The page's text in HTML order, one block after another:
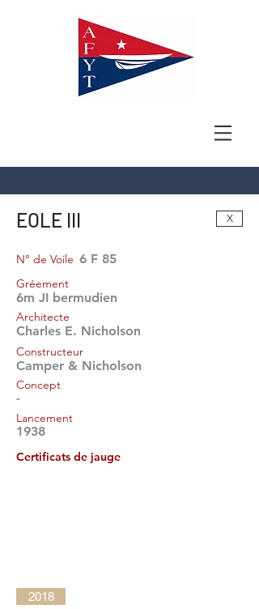
EOLE III X
6 F 85
N° de Voile
Gréement
6m JI bermudien
Architecte
Charles E. Nicholson
Constructeur
Camper & Nicholson
Concept
-
Lancement
1938
Certificats de jauge
2018